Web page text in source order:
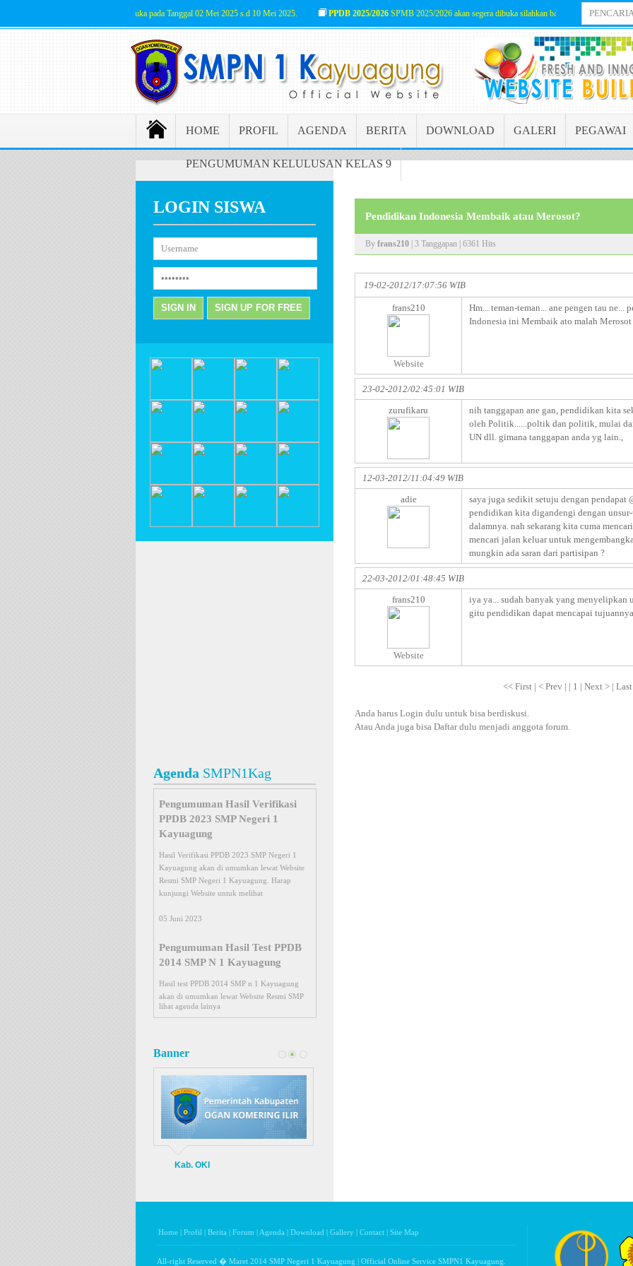
SPMB Jalur Prestasi akan dibuka pada Tanggal 02 Mei 2025 s.d 10 Mei 2025. PPDB 2025/2026SPMB 2025/2026 akan segera dibuka silahkan baca informasinya
HOME PROFIL AGENDA BERITA DOWNLOAD GALERI PEGAWAI
PENGUMUMAN KELULUSAN KELAS 9
Pendidikan Indonesia Membaik atau Merosot?
By frans210 | 3 Tanggapan | 6361 Hits
19-02-2012/17:07:56 WIB
frans210
Website
Hm... teman-teman... ane pengen tau
Indonesia ini Membaik ato malah Merosot
23-02-2012/02:45:01 WIB
zurufikaru
nih tanggapan ane gan, pendidikan kita
oleh Politik......poltik dan politik, mulai
UN dll. gimana tanggapan anda yg lain.,
12-03-2012/11:04:49 WIB
adie
saya juga sedikit setuju dengan pendapat
pendidikan kita digandengi dengan
dalamnya. nah sekarang kita cuma
mencari jalan keluar untuk
mungkin ada saran dari partisipan ?
22-03-2012/01:48:45 WIB
frans210
Website
iya ya... sudah banyak yang
gitu pendidikan dapat mencapai
<< First | < Prev | | 1 | Next > |
Anda harus Login dulu untuk bisa berdiskusi.
Atau Anda juga bisa Daftardulu menjadi anggota forum.
LOGIN SISWA
Agenda SMPN1Kag
Pengumuman Hasil Verifikasi
PPDB 2023 SMP Negeri 1
Kayuagung
Hasil Verifikasi PPDB 2023 SMP Negeri 1
Kayuagung akan di umumkan lewat Website
Resmi SMP Negeri 1 Kayuagung. Harap
kunjungi Website untuk melihat
05 Juni 2023
Pengumuman Hasil Test PPDB
2014 SMP N 1 Kayuagung
akan di umumkan lewat Website Resmi SMP
Negeri 1 Kayuagung. Harap kunjungi Website
untuk melihat Pengumuman dan tidak perlu
datang ke SMP N 1 Kayuagung pada
26 April 2014
Test Wawancara PPDB
24 April 2014
lihat agenda lainya
Banner
Kab. OKI
Home | Profil | Berita | Forum | Agenda | Download | Gallery | Contact | Site Map
All-right Reserved � Maret 2014 SMP Negeri 1 Kayuagung | Official Online Service SMPN1 Kayuagung.